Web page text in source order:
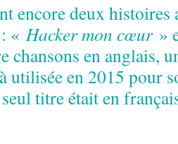
encore deux histoires
: «Hacker mon cœur»
chansons en anglais,
utilisée en 2015 pour
titre était en